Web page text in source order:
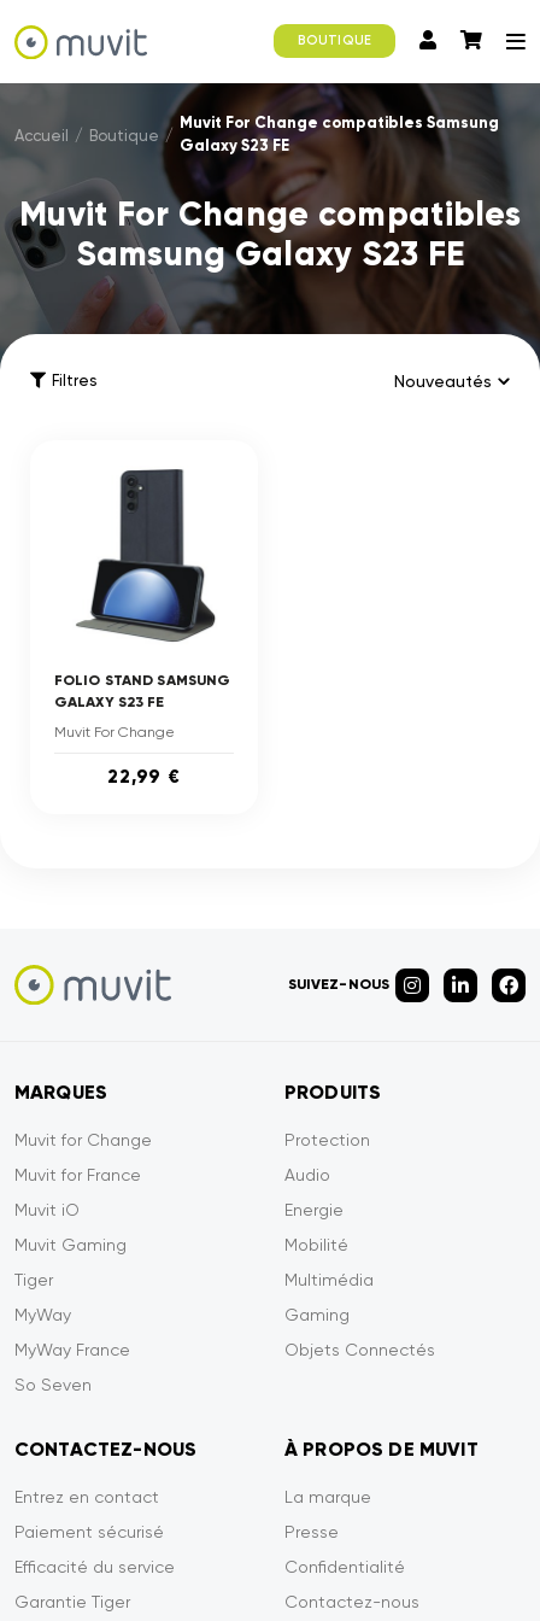
BOUTIQUE
Accueil / Boutique /
Muvit For Change compatibles Samsung
Galaxy S23 FE
Muvit For Change compatibles
Samsung Galaxy S23 FE
Filtres
FOLIO STAND SAMSUNG
GALAXY S23 FE
Muvit For Change
22,99 €
SUIVEZ-NOUS
MARQUES
Muvit for Change
Muvit for France
Muvit iO
Muvit Gaming
Tiger
MyWay
MyWay France
So Seven
PRODUITS
Protection
Audio
Energie
Mobilité
Multimédia
Gaming
Objets Connectés
CONTACTEZ-NOUS
Entrez en contact
Paiement sécurisé
Efficacité du service
Garantie Tiger
À PROPOS DE MUVIT
La marque
Presse
Confidentialité
Contactez-nous